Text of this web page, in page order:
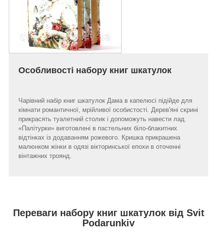
Особливості набору книг шкатулок
Чарівний набір книг шкатулок Дама в капелюсі підійде для
кімнати романтичної, мрійливої особистості. Дерев'яні скрині
прикрасять туалетний столик і допоможуть навести лад.
«Палітурки» виготовлені в пастельних біло-блакитних
відтінках із додаванням рожевого. Кришка прикрашена
малюнком жінки в одязі вікторинської епохи в оточенні
вінтажних троянд.
Переваги набору книг шкатулок від Svit
Podarunkiv